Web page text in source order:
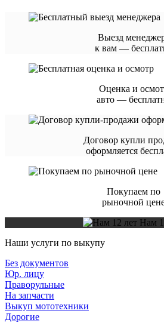
Выезд
к вам —
Оценка и
авто —
Договор купли
оформляется
Покупаем по
рыночной
Нам
Наши услуги по выкупу
Без документов
Юр. лицу
Праворульные
На запчасти
Выкуп мототехники
Дорогие